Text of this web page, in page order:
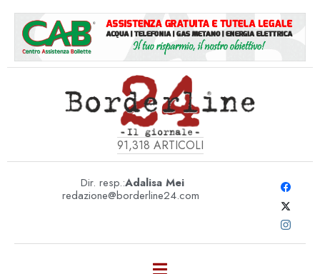
91,318 ARTICOLI
Dir. resp.:Adalisa Mei
redazione@borderline24.com